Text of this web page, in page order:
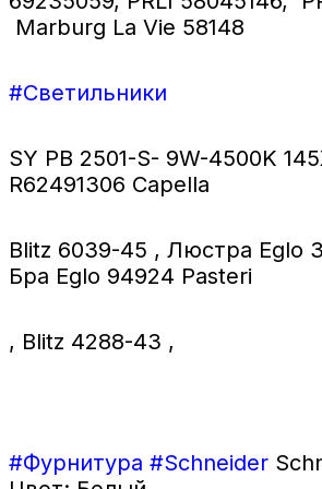
Marburg La Vie 58148
#Светильники
SY PB 2501-S- 9W-4500K
R62491306 Capella
Blitz 6039-45 , Люстра Eglo
Бра Eglo 94924 Pasteri
, Blitz 4288-43 ,
#Фурнитура #Schneider